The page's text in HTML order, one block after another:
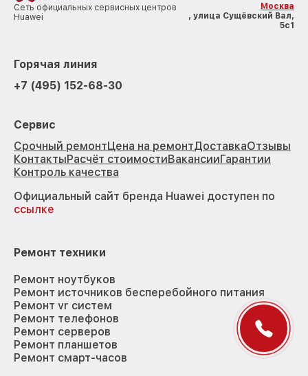
Сеть официальных сервисных центров
Huawei
Москва
, улица Сущёвский Вал,
5с1
Горячая линия
+7 (495) 152-68-30
Сервис
Срочный ремонтЦена на ремонтДоставкаОтзывы
КонтактыРасчёт стоимостиВакансииГарантии
Контроль качества
Официальный сайт бренда Huawei доступен по
ссылке
Ремонт техники
Ремонт ноутбуков
Ремонт источников бесперебойного питания
Ремонт vr систем
Ремонт телефонов
Ремонт серверов
Ремонт планшетов
Ремонт смарт-часов